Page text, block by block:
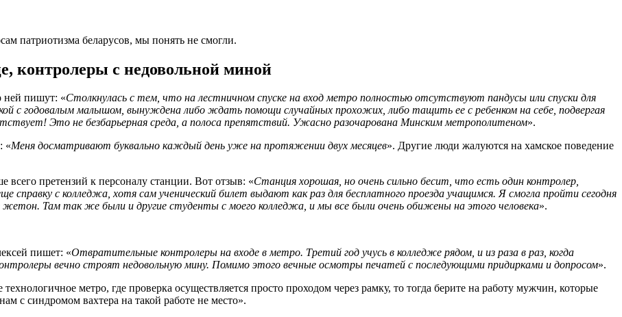
патриотизма беларусов, мы понять не смогли.
контролеры с недовольной миной
ней пишут: «Столкнулась с тем, что на лестничном спуске на вход метро полностью отсутствуют пандусы или спуски для
с годовалым малышом, вынуждена либо ждать помощи случайных прохожих, либо тащить ее с ребенком на себе, подвергая
Это не безбарьерная среда, а полоса препятствий. Ужасно разочарована Минским метрополитеном».
«Меня досматривают буквально каждый день уже на протяжении двух месяцев». Другие люди жалуются на хамское поведение
всего претензий к персоналу станции. Вот отзыв: «Станция хорошая, но очень сильно бесит, что есть один контролер,
справку с колледжа, хотя сам ученический билет выдают как раз для бесплатного проезда учащимся. Я смогла пройти сегодня
Там так же были и другие студенты с моего колледжа, и мы все были очень обижены на этого человека».
пишет: «Отвратительные контролеры на входе в метро. Третий год учусь в колледже рядом, и из раза в раз, когда
вечно строят недовольную мину. Помимо этого вечные осмотры печатей с последующими придирками и допросом».
метро, где проверка осуществляется просто проходом через рамку, то тогда берите на работу мужчин, которые
с синдромом вахтера на такой работе не место».